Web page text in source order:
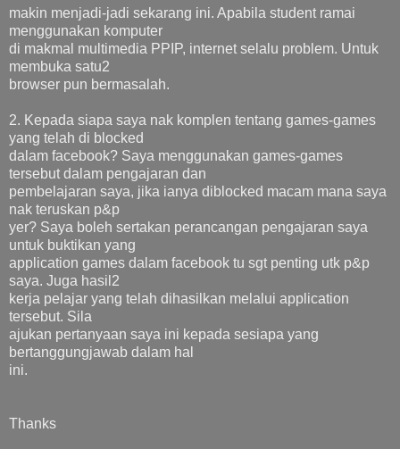
makin menjadi-jadi sekarang ini. Apabila student ramai
menggunakan komputer
di makmal multimedia PPIP, internet selalu problem. Untuk
membuka satu2
browser pun bermasalah.
2. Kepada siapa saya nak komplen tentang games-games
yang telah di blocked
dalam facebook? Saya menggunakan games-games
tersebut dalam pengajaran dan
pembelajaran saya, jika ianya diblocked macam mana saya
nak teruskan p&p
yer? Saya boleh sertakan perancangan pengajaran saya
untuk buktikan yang
application games dalam facebook tu sgt penting utk p&p
saya. Juga hasil2
kerja pelajar yang telah dihasilkan melalui application
tersebut. Sila
ajukan pertanyaan saya ini kepada sesiapa yang
bertanggungjawab dalam hal
ini.
Thanks